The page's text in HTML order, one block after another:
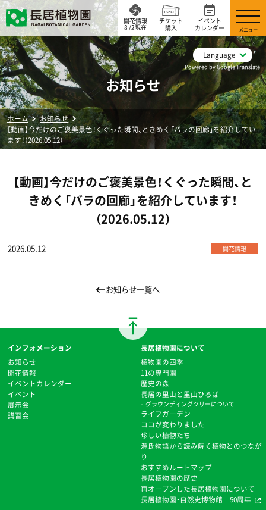
Language
Powered by Google Translate
開花情報
8 /2現在
チケット
購入
イベント
カレンダー
メニュー
お知らせ
ホーム
お知らせ
【動画】今だけのご褒美景色！くぐった瞬間、ときめく「バラの回廊」を紹介してい
ます！（2026.05.12）
【動画】今だけのご褒美景色！くぐった瞬間、と
きめく「バラの回廊」を紹介しています！
（2026.05.12）
2026.05.12 開花情報
お知らせ一覧へ
インフォメーション
お知らせ
開花情報
イベントカレンダー
イベント
展示会
講習会
長居植物園について
植物園の四季
11の専門園
歴史の森
⻑居の里山と里山ひろば
グラウンディングツリーについて
ライフガーデン
ココが変わりました
珍しい植物たち
源氏物語から読み解く植物とのつなが
り
おすすめルートマップ
⻑居植物園の歴史
再オープンした長居植物園について
長居植物園・自然史博物館 50周年